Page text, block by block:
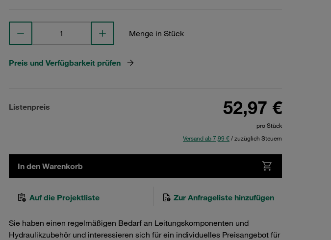
Menge in Stück
Preis und Verfügbarkeit prüfen
Listenpreis 52,97 €
pro Stück
Versand ab 7,99 €/ zuzüglich Steuern
In den Warenkorb
Auf die Projektliste Zur Anfrageliste hinzufügen
Sie haben einen regelmäßigen Bedarf an Leitungskomponenten und
Hydraulikzubehör und interessieren sich für ein individuelles Preisangebot für